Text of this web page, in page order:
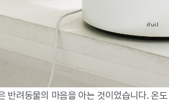
려동물의 마음을 아는 것이었습니다. 온